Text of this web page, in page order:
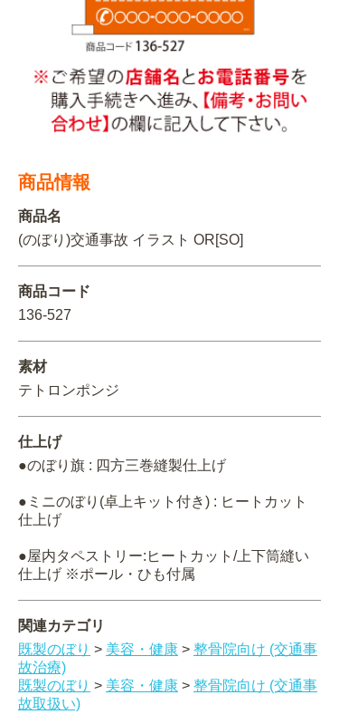
関連アイテムを見る
ORIGINAL ORDER
商品情報
商品名
(のぼり)交通事故 イラスト OR[SO]
商品コード
136-527
素材
テトロンポンジ
仕上げ
●のぼり旗 : 四方三巻縫製仕上げ
●ミニのぼり(卓上キット付き) : ヒートカット
仕上げ
●屋内タペストリー:ヒートカット/上下筒縫い
仕上げ ※ポール・ひも付属
関連カテゴリ
既製のぼり > 美容・健康 > 整骨院向け (交通事
故治療)
既製のぼり > 美容・健康 > 整骨院向け (交通事
故取扱い)